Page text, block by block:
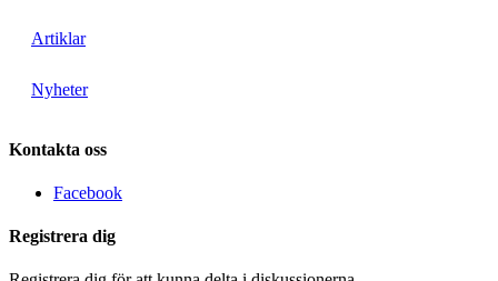
Artiklar
Nyheter
Kontakta oss
Facebook
Registrera dig